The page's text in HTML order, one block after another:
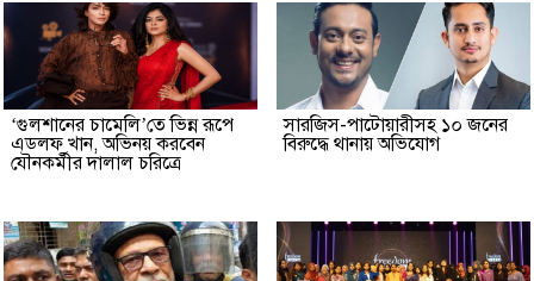
‘গুলশানের চামেলি’তে ভিন্ন রূপে
এডলফ খান, অভিনয় করবেন
যৌনকর্মীর দালাল চরিত্রে
সারজিস-পাটোয়ারীসহ ১০ জনের
বিরুদ্ধে থানায় অভিযোগ